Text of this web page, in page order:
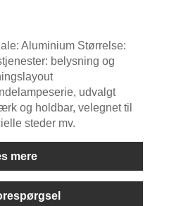
Aluminium Størrelse:
belysning og
udvalgt
og holdbar, velegnet til
steder mv.
mere